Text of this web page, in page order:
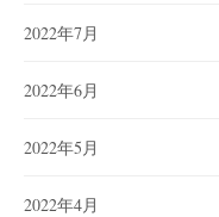
2022年7月
2022年6月
2022年5月
2022年4月